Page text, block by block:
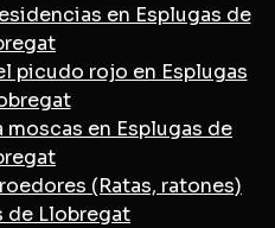
en Esplugas de
picudo rojo en Esplugas
en Esplugas de
(Ratas, ratones)
de Llobregat